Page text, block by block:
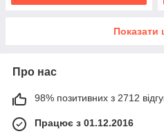
Показати
Про нас
98% позитивних з 2712
Працює з 01.12.2016